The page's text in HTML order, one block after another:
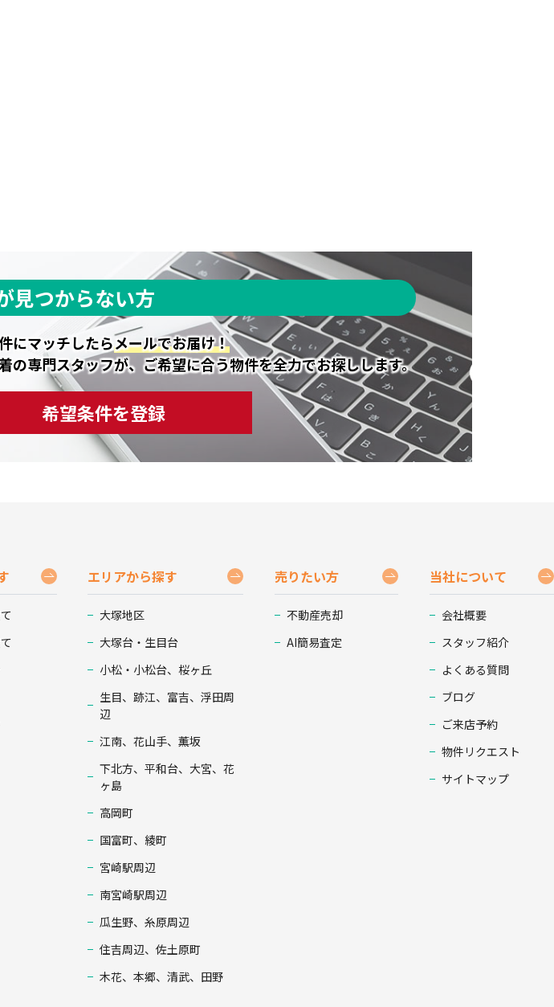
見つからない方
にマッチしたらメールでお届け！
の専門スタッフが、ご希望に合う物件を全力でお探しします。
希望条件を登録
エリアから探す
大塚地区
大塚台・生目台
小松・小松台、桜ヶ丘
生目、跡江、富吉、浮田周
辺
江南、花山手、薫坂
下北方、平和台、大宮、花
ヶ島
高岡町
国富町、綾町
宮崎駅周辺
南宮崎駅周辺
瓜生野、糸原周辺
住吉周辺、佐土原町
木花、本郷、清武、田野
売りたい方
不動産売却
AI簡易査定
当社について
会社概要
スタッフ紹介
よくある質問
ブログ
ご来店予約
物件リクエスト
サイトマップ